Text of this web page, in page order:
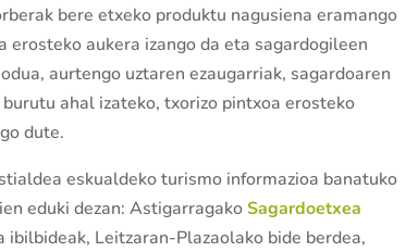
bere etxeko produktu nagusiena eramango
aukera izango da eta sagardogileen
aurtengo uztaren ezaugarriak, sagardoaren
ahal izateko, txorizo pintxoa erosteko
dute.
eskualdeko turismo informazioa banatuko
eduki dezan: AstigarragakoSagardoetxea
Leitzaran-Plazaolako bide berdea,